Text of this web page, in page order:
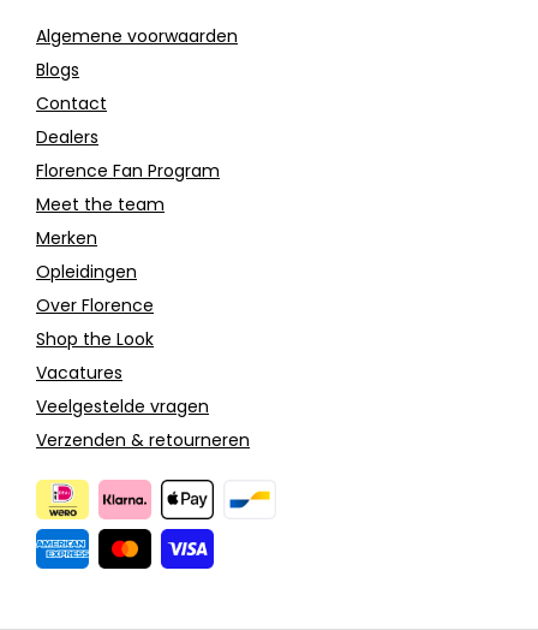
Algemene voorwaarden
Blogs
Contact
Dealers
Florence Fan Program
Meet the team
Merken
Opleidingen
Over Florence
Shop the Look
Vacatures
Veelgestelde vragen
Verzenden & retourneren